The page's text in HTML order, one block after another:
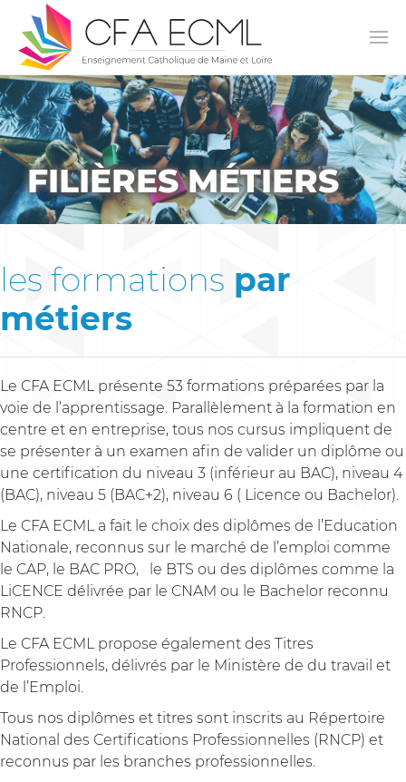
FILIÈRES MÉTIERS
les formations par
métiers
Le CFA ECML présente 53 formations préparées par la
voie de l’apprentissage. Parallèlement à la formation en
centre et en entreprise, tous nos cursus impliquent de
se présenter à un examen afin de valider un diplôme ou
une certification du niveau 3 (inférieur au BAC), niveau 4
(BAC), niveau 5 (BAC+2), niveau 6 ( Licence ou Bachelor).
Le CFA ECML a fait le choix des diplômes de l’Education
Nationale, reconnus sur le marché de l’emploi comme
le CAP, le BAC PRO, le BTS ou des diplômes comme la
LiCENCE délivrée par le CNAM ou le Bachelor reconnu
RNCP.
Le CFA ECML propose également des Titres
Professionnels, délivrés par le Ministère de du travail et
de l’Emploi.
Tous nos diplômes et titres sont inscrits au Répertoire
National des Certifications Professionnelles (RNCP) et
reconnus par les branches professionnelles.